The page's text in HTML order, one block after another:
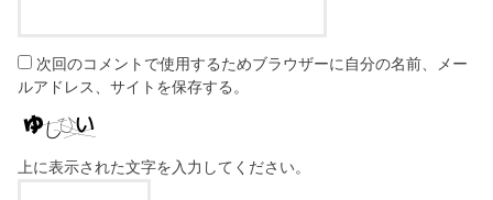
次回のコメントで使用するためブラウザーに自分の名前、メー
ルアドレス、サイトを保存する。
上に表示された文字を入力してください。